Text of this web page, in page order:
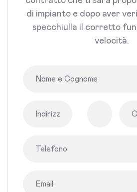
di impianto e dopo aver
specchiulla il corretto
velocità.